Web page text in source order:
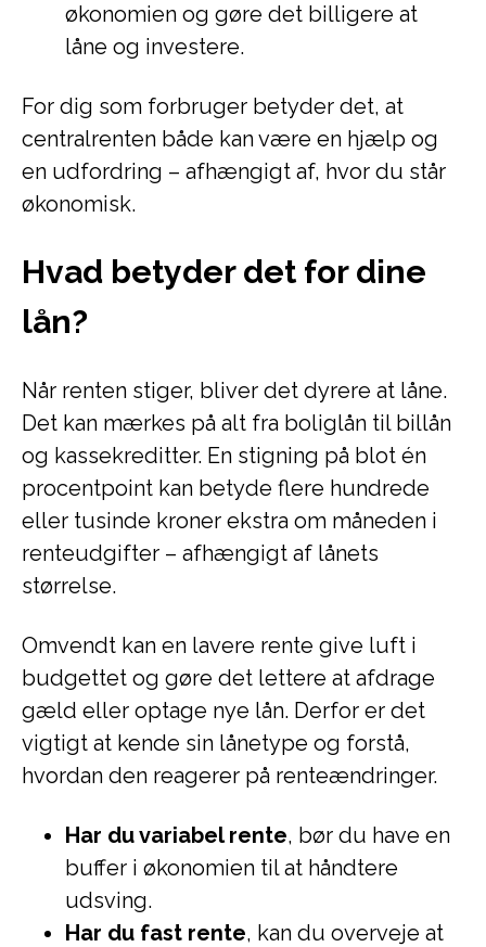
økonomien og gøre det billigere at
låne og investere.
For dig som forbruger betyder det, at
centralrenten både kan være en hjælp og
en udfordring – afhængigt af, hvor du står
økonomisk.
Hvad betyder det for dine
lån?
Når renten stiger, bliver det dyrere at låne.
Det kan mærkes på alt fra boliglån til billån
og kassekreditter. En stigning på blot én
procentpoint kan betyde flere hundrede
eller tusinde kroner ekstra om måneden i
renteudgifter – afhængigt af lånets
størrelse.
Omvendt kan en lavere rente give luft i
budgettet og gøre det lettere at afdrage
gæld eller optage nye lån. Derfor er det
vigtigt at kende sin lånetype og forstå,
hvordan den reagerer på renteændringer.
Har du variabel rente, bør du have en
buffer i økonomien til at håndtere
udsving.
Har du fast rente, kan du overveje at